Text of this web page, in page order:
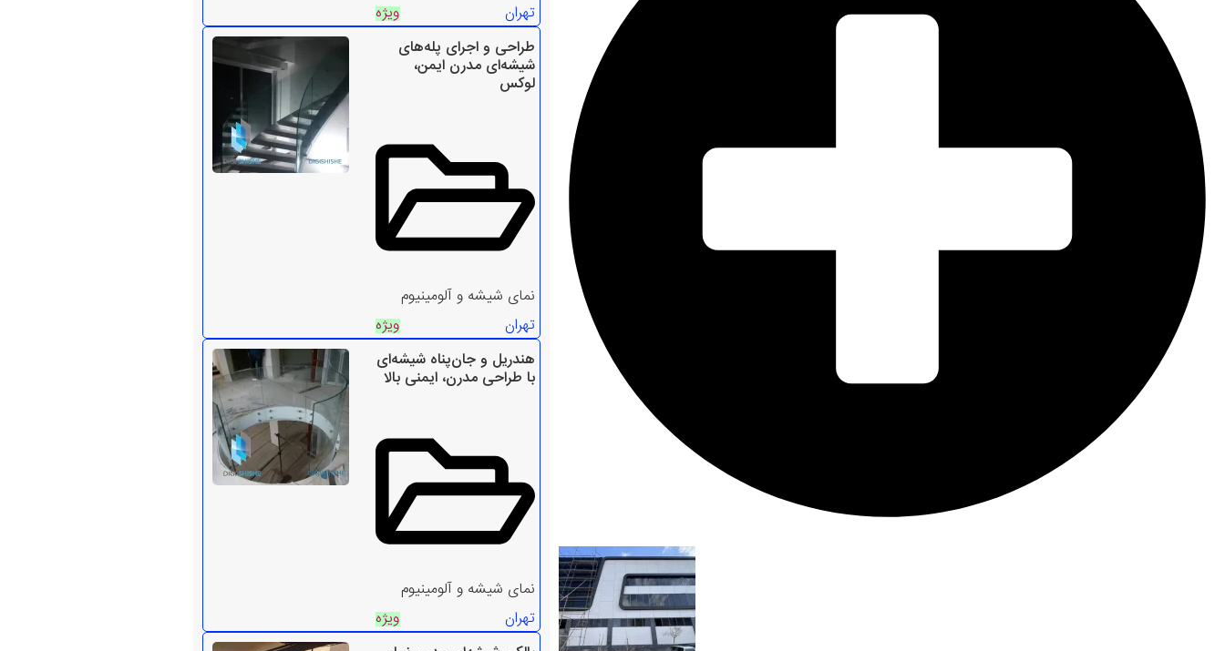
تهران
ویژه
طراحی و اجرای پله‌های
شیشه‌ای مدرن ایمن،
لوکس
نمای شیشه و آلومینیوم
تهران
ویژه
هندریل و جان‌پناه شیشه‌ای
با طراحی مدرن، ایمنی بالا
نمای شیشه و آلومینیوم
تهران
ویژه